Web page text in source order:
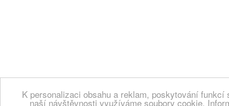
K personalizaci obsahu a reklam, poskytování
naší návštěvnosti využíváme soubory cookie.